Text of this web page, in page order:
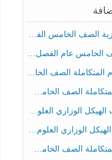
الدراسي الثالث 2025-2026
الخامس عام الفصل الثالث
انسبير الفصل الثالث
الخامس عام الفصل الثالث